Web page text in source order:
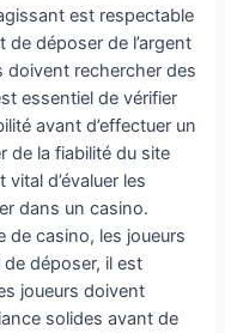
est respectable
déposer de l’argent
doivent rechercher des
essentiel de vérifier
avant d’effectuer un
de la fiabilité du site
d’évaluer les
dans un casino.
de casino, les joueurs
déposer, il est
joueurs doivent
solides avant de